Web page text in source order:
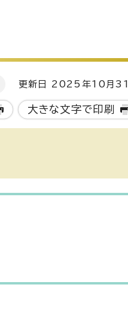
更新日 2025年10月31
大きな文字で印刷